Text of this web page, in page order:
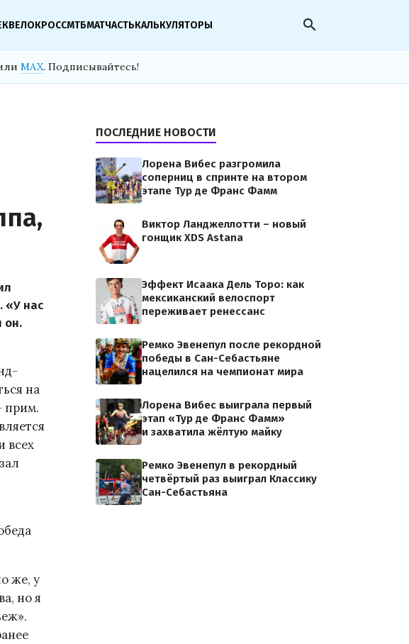
ВЕЛОКРОССМТБМАТЧАСТЬКАЛЬКУЛЯТОРЫ search
MAX. Подписывайтесь!
«У нас
он.
на
прим.
всех
же, у
но я
ПОСЛЕДНИЕ НОВОСТИ
Лорена Вибес разгромила
соперниц в спринте на втором
этапе Тур де Франс Фамм
Виктор Ланджеллотти – новый
гонщик XDS Astana
Эффект Исаака Дель Торо: как
мексиканский велоспорт
переживает ренессанс
Ремко Эвенепул после рекордной
победы в Сан-Себастьяне
нацелился на чемпионат мира
Лорена Вибес выиграла первый
этап «Тур де Франс Фамм»
и захватила жёлтую майку
Ремко Эвенепул в рекордный
четвёртый раз выиграл Классику
Сан-Себастьяна